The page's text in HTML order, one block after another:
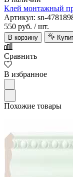
Клей монтажный
Артикул: sn-
550 руб. / шт.
В корзину
Сравнить
В избранное
Похожие товары